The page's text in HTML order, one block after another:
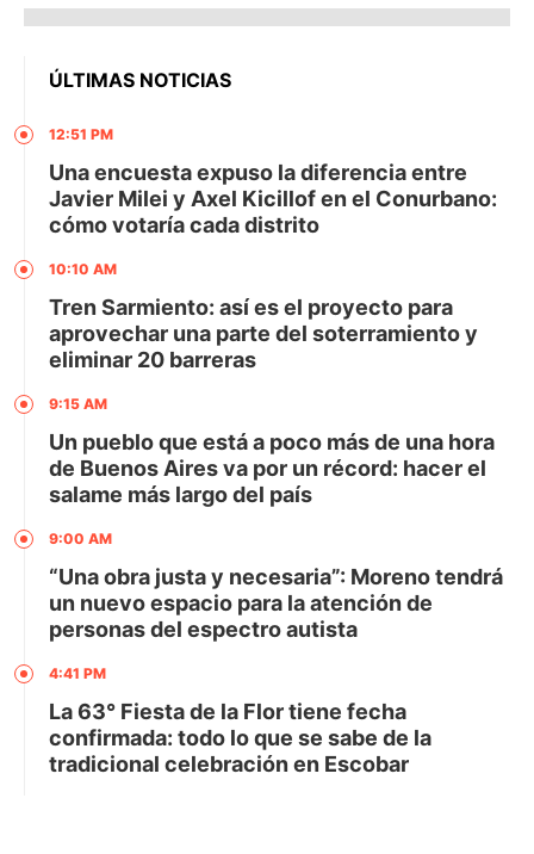
ÚLTIMAS NOTICIAS
12:51 PM
Una encuesta expuso la diferencia entre
Javier Milei y Axel Kicillof en el Conurbano:
cómo votaría cada distrito
10:10 AM
Tren Sarmiento: así es el proyecto para
aprovechar una parte del soterramiento y
eliminar 20 barreras
9:15 AM
Un pueblo que está a poco más de una hora
de Buenos Aires va por un récord: hacer el
salame más largo del país
9:00 AM
“Una obra justa y necesaria”: Moreno tendrá
un nuevo espacio para la atención de
personas del espectro autista
4:41 PM
La 63° Fiesta de la Flor tiene fecha
confirmada: todo lo que se sabe de la
tradicional celebración en Escobar